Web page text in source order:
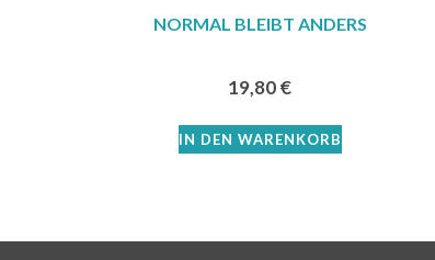
NORMAL BLEIBT ANDERS
19,80€
IN DEN WARENKORB